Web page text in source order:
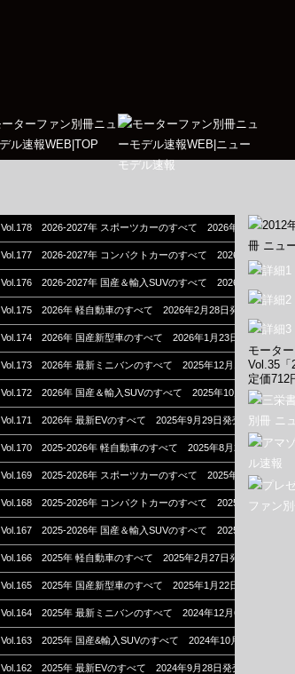
Vol.178 2026-2027年 スポーツカーのすべて 2026年7月17日発売
Vol.177 2026-2027年 コンパクトカーのすべて 2026年6月4日発売
Vol.176 2026-2027年 国産＆輸入SUVのすべて 2026年4月17日発
Vol.175 2026年 軽自動車のすべて 2026年2月28日発売
Vol.174 2026年 国産新型車のすべて 2026年1月23日発売
Vol.173 2026年 最新ミニバンのすべて 2025年12月10日発売
Vol.172 2026年 国産＆輸入SUVのすべて 2025年10月31日発売
Vol.171 2026年 最新EVのすべて 2025年9月29日発売
Vol.170 2025-2026年 軽自動車のすべて 2025年8月27日発売
Vol.169 2025-2026年 スポーツカーのすべて 2025年7月17日発売
Vol.168 2025-2026年 コンパクトカーのすべて 2025年6月3日発
Vol.167 2025-2026年 国産＆輸入SUVのすべて 2025年4月18日発
Vol.166 2025年 軽自動車のすべて 2025年2月27日発売
Vol.165 2025年 国産新型車のすべて 2025年1月22日発売
Vol.164 2025年 最新ミニバンのすべて 2024年12月6日発売
Vol.163 2025年 国産&輸入SUVのすべて 2024年10月30日発売
Vol.162 2025年 最新EVのすべて 2024年9月28日発売
モータ
Vol.35「
定価712